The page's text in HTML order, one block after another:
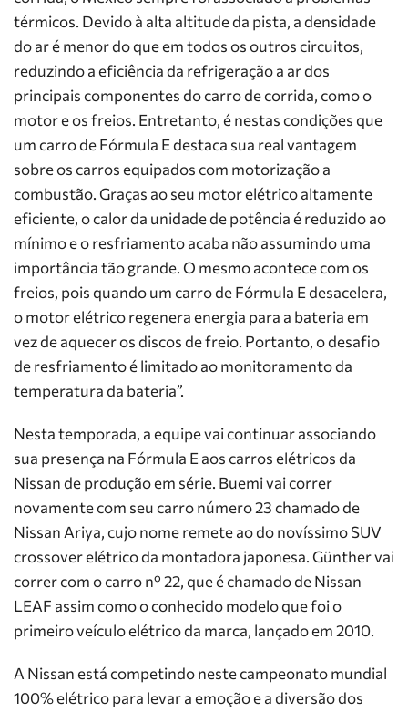
térmicos. Devido à alta altitude da pista, a densidade
do ar é menor do que em todos os outros circuitos,
reduzindo a eficiência da refrigeração a ar dos
principais componentes do carro de corrida, como o
motor e os freios. Entretanto, é nestas condições que
um carro de Fórmula E destaca sua real vantagem
sobre os carros equipados com motorização a
combustão. Graças ao seu motor elétrico altamente
eficiente, o calor da unidade de potência é reduzido ao
mínimo e o resfriamento acaba não assumindo uma
importância tão grande. O mesmo acontece com os
freios, pois quando um carro de Fórmula E desacelera,
o motor elétrico regenera energia para a bateria em
vez de aquecer os discos de freio. Portanto, o desafio
de resfriamento é limitado ao monitoramento da
temperatura da bateria”.
Nesta temporada, a equipe vai continuar associando
sua presença na Fórmula E aos carros elétricos da
Nissan de produção em série. Buemi vai correr
novamente com seu carro número 23 chamado de
Nissan Ariya, cujo nome remete ao do novíssimo SUV
crossover elétrico da montadora japonesa. Günther vai
correr com o carro nº 22, que é chamado de Nissan
LEAF assim como o conhecido modelo que foi o
primeiro veículo elétrico da marca, lançado em 2010.
A Nissan está competindo neste campeonato mundial
100% elétrico para levar a emoção e a diversão dos